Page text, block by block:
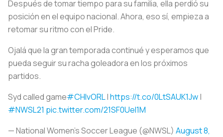
Después de tomar tiempo para su familia, ella perdió su
posición en el equipo nacional. Ahora, eso sí, empieza a
retomar su ritmo con el Pride.
Ojalá que la gran temporada continué y esperamos que
pueda seguir su racha goleadora en los próximos
partidos.
Syd called game#CHIvORL|https://t.co/0LtSAUK1Jw|
#NWSL21 pic.twitter.com/21SF0Uel1M
— National Women’s Soccer League (@NWSL) August 8,